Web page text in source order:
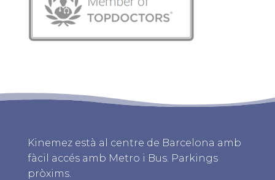
Kinemez està al centre de Barcelona amb
fàcil accés amb Metro i Bus. Parkings
pròxims.